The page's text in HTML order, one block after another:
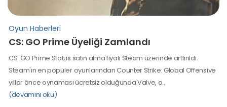
Oyun Haberleri
CS: GO Prime Üyeliği Zamlandı
CS: GO Prime Status satın alma fiyatı Steam üzerinde arttırıldı.
Steam'ın en popüler oyunlarından Counter Strike: Global Offensive
yıllar önce oynaması ücretsiz olduğunda Valve, o…
(devamını oku)